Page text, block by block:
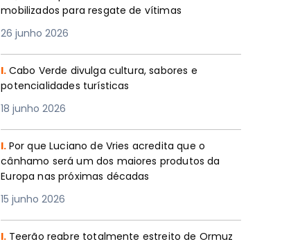
mobilizados para resgate de vítimas
26 junho 2026
I. Cabo Verde divulga cultura, sabores e
potencialidades turísticas
18 junho 2026
I. Por que Luciano de Vries acredita que o
cânhamo será um dos maiores produtos da
Europa nas próximas décadas
15 junho 2026
I. Teerão reabre totalmente estreito de Ormuz